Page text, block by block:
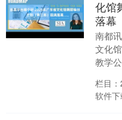
化馆
落幕
南都
文化
教学
化馆
编创....
栏目
软件下